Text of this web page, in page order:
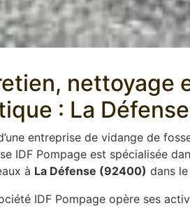
nettoyage
: La
entreprise de vidange de
IDF Pompage est spécialisée
à La Défense (92400) dans
IDF Pompage opère ses